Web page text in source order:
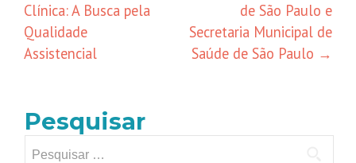
Clínica: A Busca pela
Qualidade
Assistencial
de São Paulo e
Secretaria Municipal de
Saúde de São Paulo →
Pesquisar